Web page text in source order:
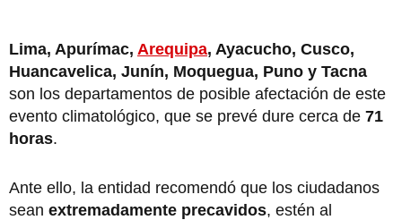
Lima, Apurímac, Arequipa, Ayacucho, Cusco,
Huancavelica, Junín, Moquegua, Puno y Tacna
son los departamentos de posible afectación de este
evento climatológico, que se prevé dure cerca de 71
horas.
Ante ello, la entidad recomendó que los ciudadanos
sean extremadamente precavidos, estén al